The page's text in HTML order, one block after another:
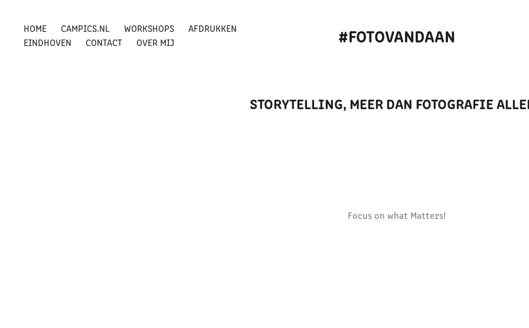
HOME CAMPICS.NL WORKSHOPS
AFDRUKKEN
EINDHOVEN
CONTACT OVER MIJ #FOTOVANDAAN
STORYTELLING, MEER DAN FOTOGRAFIE
Focus on what Matters!